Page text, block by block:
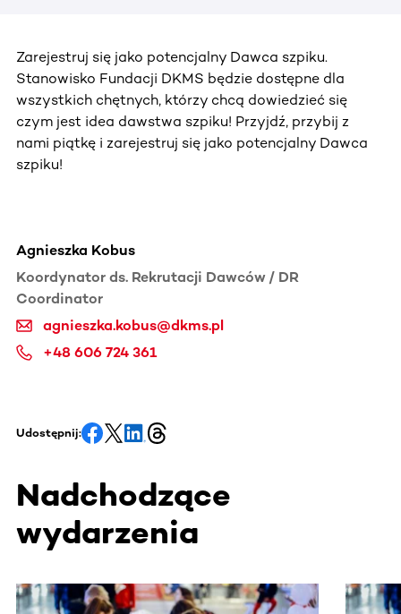
Zarejestruj się jako potencjalny Dawca szpiku.
Stanowisko Fundacji DKMS będzie dostępne dla
wszystkich chętnych, którzy chcą dowiedzieć się
czym jest idea dawstwa szpiku! Przyjdź, przybij z
nami piątkę i zarejestruj się jako potencjalny Dawca
szpiku!
Agnieszka Kobus
Koordynator ds. Rekrutacji Dawców / DR
Coordinator
agnieszka.kobus@dkms.pl
+48 606 724 361
Udostępnij:
Nadchodzące
wydarzenia
Ta sekcja zawiera treści przewijane w poziomie. Użyj